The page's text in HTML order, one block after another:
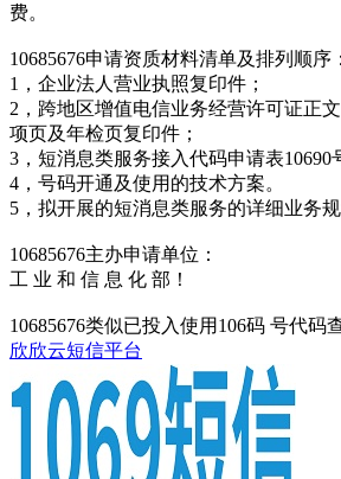
费。
10685676申请资质材料清单及排列顺序：
1，企业法人营业执照复印件；
2，跨地区增值电信业务经营许可证正
项页及年检页复印件；
3，短消息类服务接入代码申请表10690
4，号码开通及使用的技术方案。
5，拟开展的短消息类服务的详细业务规
10685676主办申请单位：
工 业 和 信 息 化 部！
10685676类似已投入使用106码 号代码
欣欣云短信平台